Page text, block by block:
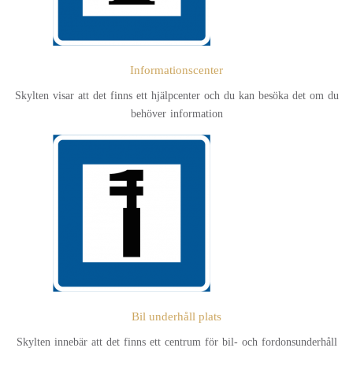
Informationscenter
Skylten visar att det finns ett hjälpcenter och du kan besöka det om du
behöver information
Bil underhåll plats
Skylten innebär att det finns ett centrum för bil- och fordonsunderhåll